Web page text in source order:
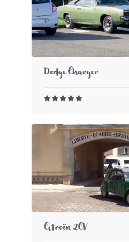
Dodge Charger
Citroën 2CV